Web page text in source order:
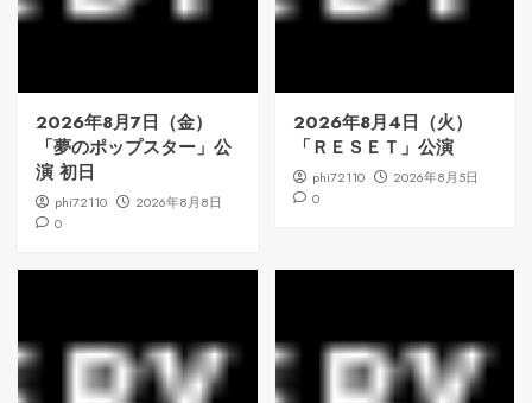
2026年8月7日（金）
「夢のポップスター」公
演 初日
phi72110
2026年8月8日
0
2026年8月4日（火）
「ＲＥＳＥＴ」公演
phi72110
2026年8月5日
0